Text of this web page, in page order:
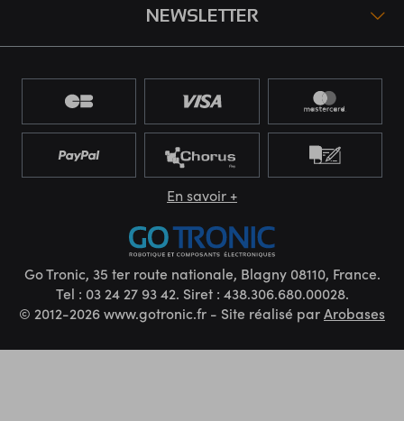
NEWSLETTER
En savoir +
Go Tronic, 35 ter route nationale, Blagny 08110, France.
Tel : 03 24 27 93 42. Siret : 438.306.680.00028.
© 2012-2026 www.gotronic.fr - Site réalisé parArobases